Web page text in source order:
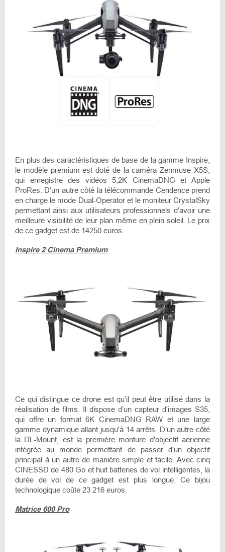
En plus des caractéristiques de base de la gamme Inspire,
le modèle premium est doté de la caméra Zenmuse X5S,
qui enregistre des vidéos 5,2K CinemaDNG et Apple
ProRes. D’un autre côté la télécommande Cendence prend
en charge le mode Dual-Operator et le moniteur CrystalSky
permettant ainsi aux utilisateurs professionnels d’avoir une
meilleure visibilité de leur plan même en plein soleil. Le prix
de ce gadget est de 14250 euros.
Inspire 2 Cinema Premium
Ce qui distingue ce drone est qu’il peut être utilisé dans la
réalisation de films. Il dispose d’un capteur d'images S35,
qui offre un format 6K CinemaDNG RAW et une large
gamme dynamique allant jusqu'à 14 arrêts. D’un autre côté
la DL-Mount, est la première monture d'objectif aérienne
intégrée au monde permettant de passer d'un objectif
principal à un autre de manière simple et facile. Avec cinq
CINESSD de 480 Go et huit batteries de vol intelligentes, la
durée de vol de ce gadget est plus longue. Ce bijou
technologique coûte 23 216 euros.
Matrice 600 Pro